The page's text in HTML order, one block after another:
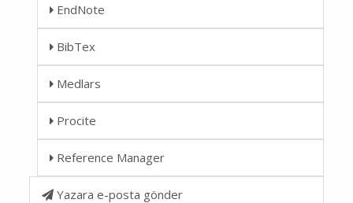
EndNote
BibTex
Medlars
Procite
Reference Manager
Yazara e-posta gönder